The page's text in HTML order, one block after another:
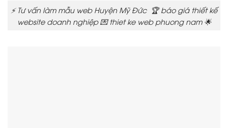
⚡ Tư vấn làm mẫu web Huyện Mỹ Đức 🏆 báo giá thiết kế
website doanh nghiệp 💌 thiet ke web phuong nam 🌟